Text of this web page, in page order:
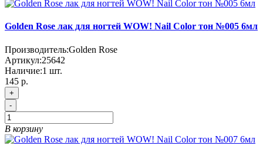
Golden Rose лак для ногтей WOW! Nail Color тон №005 6мл
Производитель:Golden Rose
Артикул:25642
Наличие:1 шт.
145 р.
+
-
В корзину